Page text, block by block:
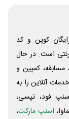
کوپن و کد
است. در حال
کمپین و
آنلاین را به
فود، تپسی،
اسنپ مارکت،